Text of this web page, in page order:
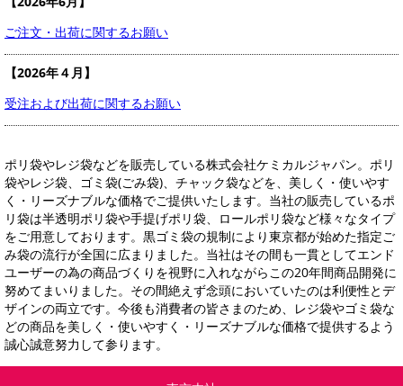
ご注文・出荷に関するお願い
【2026年４月】
受注および出荷に関するお願い
ポリ袋やレジ袋などを販売している株式会社ケミカルジャパン。ポリ
袋やレジ袋、ゴミ袋(ごみ袋)、チャック袋などを、美しく・使いやす
く・リーズナブルな価格でご提供いたします。当社の販売しているポ
リ袋は半透明ポリ袋や手提げポリ袋、ロールポリ袋など様々なタイプ
をご用意しております。黒ゴミ袋の規制により東京都が始めた指定ご
み袋の流行が全国に広まりました。当社はその間も一貫としてエンド
ユーザーの為の商品づくりを視野に入れながらこの20年間商品開発に
努めてまいりました。その間絶えず念頭においていたのは利便性とデ
ザインの両立です。今後も消費者の皆さまのため、レジ袋やゴミ袋な
どの商品を美しく・使いやすく・リーズナブルな価格で提供するよう
誠心誠意努力して参ります。